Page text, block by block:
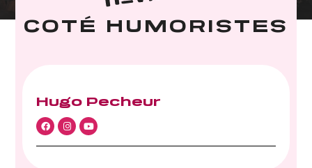
COTÉ HUMORISTES
Hugo Pecheur